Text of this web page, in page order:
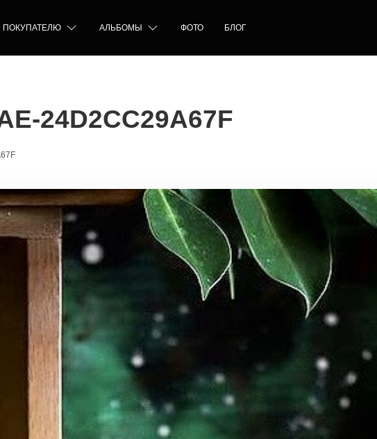
ПОКУПАТЕЛЮ АЛЬБОМЫ ФОТО БЛОГ
24D2CC29A67F